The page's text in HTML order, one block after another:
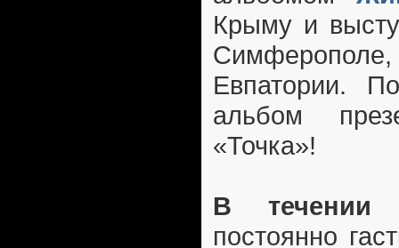
Крыму и
Евпатории.
альбом
«Точка»!
В течении
постоянно